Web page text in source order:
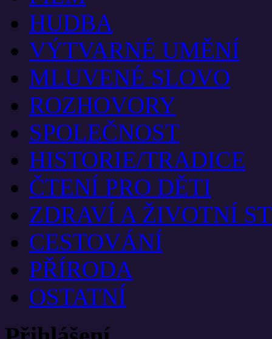
HUDBA
VÝTVARNÉ UMĚNÍ
MLUVENÉ SLOVO
ROZHOVORY
SPOLEČNOST
HISTORIE/TRADICE
ČTENÍ PRO DĚTI
ZDRAVÍ A ŽIVOTNÍ
CESTOVÁNÍ
PŘÍRODA
OSTATNÍ